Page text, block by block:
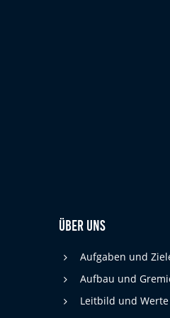
Über uns
Aufgaben und
Aufbau und
Leitbild und Werte
Google Analytics
Anbieter: Google LLC
Diese